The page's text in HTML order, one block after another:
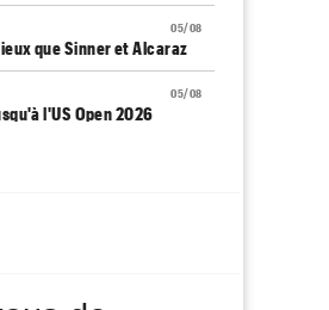
05/08
que Sinner et Alcaraz
05/08
l'US Open 2026
se soucie d’une
Aryna Sabalenka à